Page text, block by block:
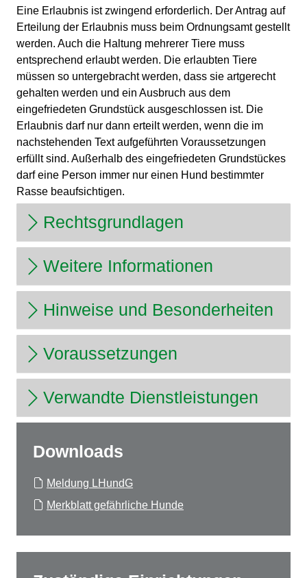
Eine Erlaubnis ist zwingend erforderlich. Der Antrag auf
Erteilung der Erlaubnis muss beim Ordnungsamt gestellt
werden. Auch die Haltung mehrerer Tiere muss
entsprechend erlaubt werden. Die erlaubten Tiere
müssen so untergebracht werden, dass sie artgerecht
gehalten werden und ein Ausbruch aus dem
eingefriedeten Grundstück ausgeschlossen ist. Die
Erlaubnis darf nur dann erteilt werden, wenn die im
nachstehenden Text aufgeführten Voraussetzungen
erfüllt sind. Außerhalb des eingefriedeten Grundstückes
darf eine Person immer nur einen Hund bestimmter
Rasse beaufsichtigen.
Rechtsgrundlagen
Weitere Informationen
Hinweise und Besonderheiten
Voraussetzungen
Verwandte Dienstleistungen
Downloads
Meldung LHundG
Merkblatt gefährliche Hunde